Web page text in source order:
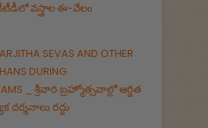
వస్త్రాల ఈ-వేలం
SEVAS AND OTHER
DURING
_ శ్రీవారి బ్రహ్మోత్సవాల్లో ఆర్జిత
దర్శనాలు రద్దు